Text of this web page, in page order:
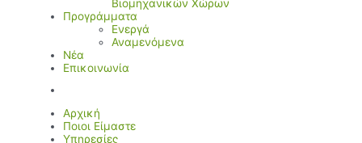
Βιομηχανικών Χώρων
Προγράμματα
Ενεργά
Αναμενόμενα
Νέα
Επικοινωνία
Αρχική
Ποιοι Είμαστε
Υπηρεσίες